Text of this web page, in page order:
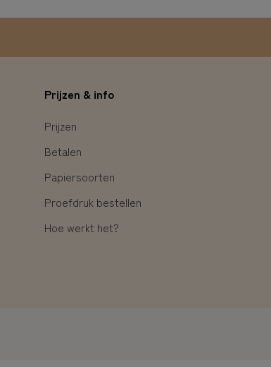
Prijzen & info
Prijzen
Betalen
Papiersoorten
Proefdruk bestellen
Hoe werkt het?